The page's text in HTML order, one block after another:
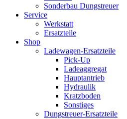
Sonderbau Dungstreuer
Service
Werkstatt
Ersatzteile
Shop
Ladewagen-Ersatzteile
Pick-Up
Ladeaggregat
Hauptantrieb
Hydraulik
Kratzboden
Sonstiges
Dungstreuer-Ersatzteile